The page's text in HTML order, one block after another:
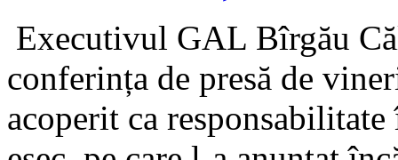
Executivul GAL Bîrgău
conferința de presă de
acoperit ca